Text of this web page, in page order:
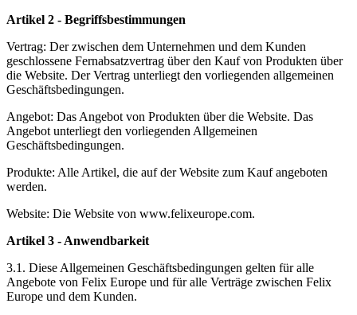
Artikel 2 - Begriffsbestimmungen
Vertrag: Der zwischen dem Unternehmen und dem Kunden
geschlossene Fernabsatzvertrag über den Kauf von Produkten über
die Website. Der Vertrag unterliegt den vorliegenden allgemeinen
Geschäftsbedingungen.
Angebot: Das Angebot von Produkten über die Website. Das
Angebot unterliegt den vorliegenden Allgemeinen
Geschäftsbedingungen.
Produkte: Alle Artikel, die auf der Website zum Kauf angeboten
werden.
Website: Die Website von www.felixeurope.com.
Artikel 3 - Anwendbarkeit
3.1. Diese Allgemeinen Geschäftsbedingungen gelten für alle
Angebote von Felix Europe und für alle Verträge zwischen Felix
Europe und dem Kunden.